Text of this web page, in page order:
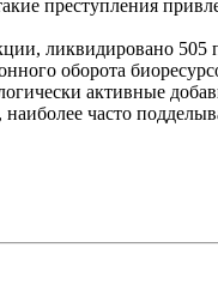
преступления
ликвидировано
оборота
активные
часто